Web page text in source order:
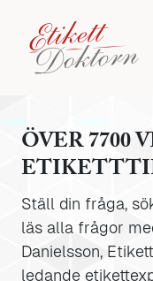
ÖVER 7700
Ställ din fråga,
läs alla frågor
Danielsson,
ledande